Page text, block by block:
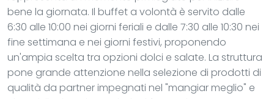
bene la giornata. Il buffet a volontà è servito dalle
6:30 alle 10:00 nei giorni feriali e dalle 7:30 alle 10:30 nei
fine settimana e nei giorni festivi, proponendo
un'ampia scelta tra opzioni dolci e salate. La struttura
pone grande attenzione nella selezione di prodotti di
qualità da partner impegnati nel "mangiar meglio" e